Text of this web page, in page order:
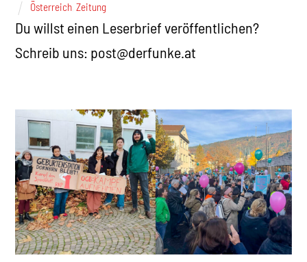
Österreich ,Zeitung
Du willst einen Leserbrief veröffentlichen?
Schreib uns: post@derfunke.at